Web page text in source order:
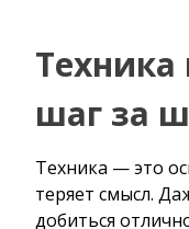
шаг за
Техника — это
теряет смысл.
добиться